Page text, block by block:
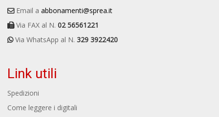
Email a abbonamenti@sprea.it
Via FAX al N. 02 56561221
Via WhatsApp al N. 329 3922420
Link utili
Spedizioni
Come leggere i digitali